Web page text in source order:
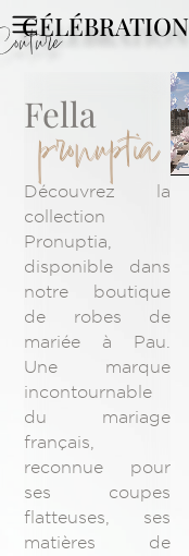
CÉLÉBRATION
Fella
pronuptia
Découvrez la
collection
Pronuptia,
disponible dans
notre boutique
de robes de
mariée à Pau.
Une marque
incontournable
du mariage
français,
reconnue pour
ses coupes
flatteuses, ses
matières de